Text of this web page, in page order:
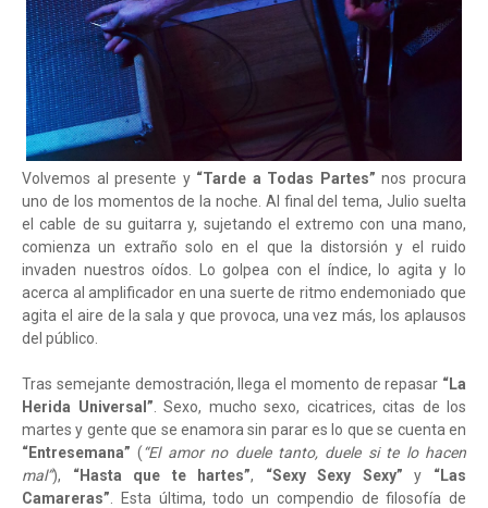
Volvemos al presente y “Tarde a Todas Partes” nos procura
uno de los momentos de la noche. Al final del tema, Julio suelta
el cable de su guitarra y, sujetando el extremo con una mano,
comienza un extraño solo en el que la distorsión y el ruido
invaden nuestros oídos. Lo golpea con el índice, lo agita y lo
acerca al amplificador en una suerte de ritmo endemoniado que
agita el aire de la sala y que provoca, una vez más, los aplausos
del público.
Tras semejante demostración, llega el momento de repasar “La
Herida Universal”. Sexo, mucho sexo, cicatrices, citas de los
martes y gente que se enamora sin parar es lo que se cuenta en
“Entresemana”(“El amor no duele tanto, duele si te lo hacen
mal”), “Hasta que te hartes”, “Sexy Sexy Sexy” y “Las
Camareras”. Esta última, todo un compendio de filosofía de